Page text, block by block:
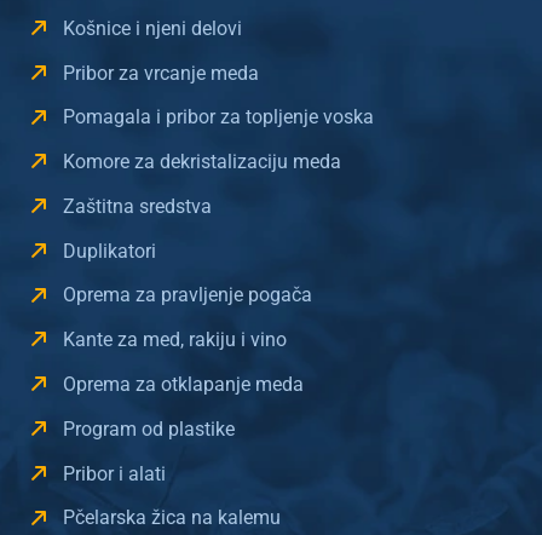
Košnice i njeni delovi
Pribor za vrcanje meda
Pomagala i pribor za topljenje voska
Komore za dekristalizaciju meda
Zaštitna sredstva
Duplikatori
Oprema za pravljenje pogača
Kante za med, rakiju i vino
Oprema za otklapanje meda
Program od plastike
Pribor i alati
Pčelarska žica na kalemu